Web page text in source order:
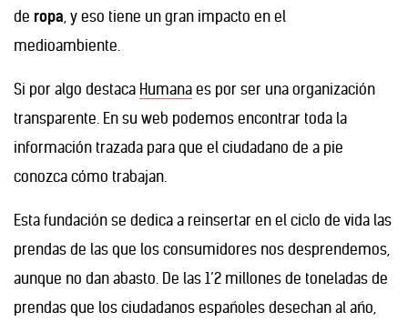
de ropa , y eso tiene un gran impacto en el
medioambiente.
Si por algo destaca Humana es por ser una organización
transparente. En su web podemos encontrar toda la
información trazada para que el ciudadano de a pie
conozca cómo trabajan.
Esta fundación se dedica a reinsertar en el ciclo de vida las
prendas de las que los consumidores nos desprendemos,
aunque no dan abasto. De las 1’2 millones de toneladas de
prendas que los ciudadanos españoles desechan al año,